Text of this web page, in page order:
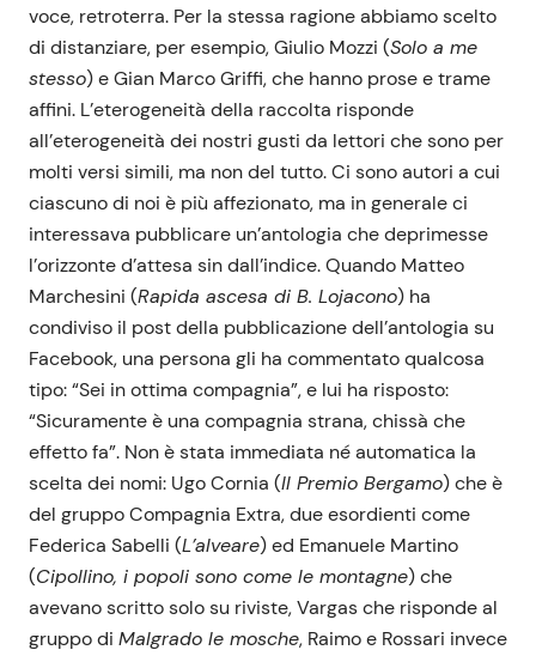
voce, retroterra. Per la stessa ragione abbiamo scelto
di distanziare, per esempio, Giulio Mozzi (Solo a me
stesso) e Gian Marco Griffi, che hanno prose e trame
affini. L’eterogeneità della raccolta risponde
all’eterogeneità dei nostri gusti da lettori che sono per
molti versi simili, ma non del tutto. Ci sono autori a cui
ciascuno di noi è più affezionato, ma in generale ci
interessava pubblicare un’antologia che deprimesse
l’orizzonte d’attesa sin dall’indice. Quando Matteo
Marchesini (Rapida ascesa di B. Lojacono) ha
condiviso il post della pubblicazione dell’antologia su
Facebook, una persona gli ha commentato qualcosa
tipo: “Sei in ottima compagnia”, e lui ha risposto:
“Sicuramente è una compagnia strana, chissà che
effetto fa”. Non è stata immediata né automatica la
scelta dei nomi: Ugo Cornia (Il Premio Bergamo) che è
del gruppo Compagnia Extra, due esordienti come
Federica Sabelli (L’alveare) ed Emanuele Martino
(Cipollino, i popoli sono come le montagne) che
avevano scritto solo su riviste, Vargas che risponde al
gruppo di Malgrado le mosche, Raimo e Rossari invece